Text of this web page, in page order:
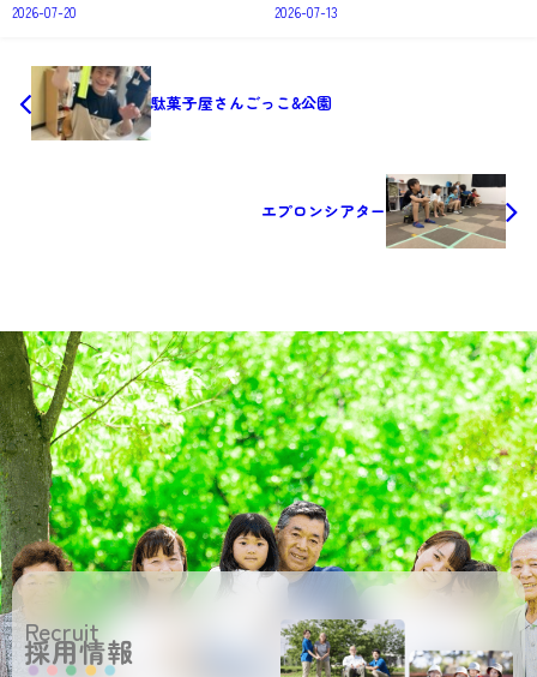
2026-07-20 2026-07-13
駄菓子屋さんごっこ&公園
エプロンシアター
Recruit
採用情報